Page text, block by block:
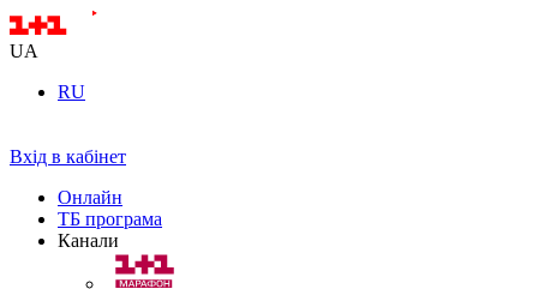
UA
RU
Вхід в кабінет
Онлайн
ТБ програма
Канали